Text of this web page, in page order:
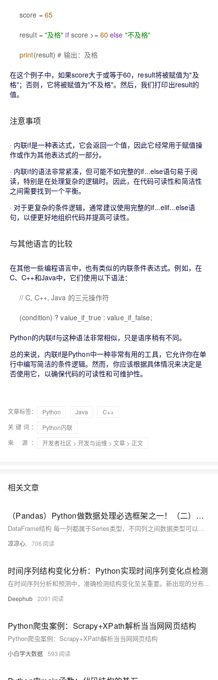
score = 65
result = "及格" ifscore >= 60 else "不及格"
print(result)# 输出：及格
在这个例子中，如果score大于或等于60， result将被赋值为"及
格"；否则，它将被赋值为"不及格"。然后，我们打印出result的
值。
注意事项
· 内联if是一种表达式，它会返回一个值，因此它经常用于赋值操
作或作为其他表达式的一部分。
· 内联if的语法非常紧凑，但可能不如完整的if...else语句易于阅
读，特别是在处理复杂的逻辑时。因此，在代码可读性和简洁性
之间需要找到一个平衡。
· 对于更复杂的条件逻辑，通常建议使用完整的if...elif...else语
句，以便更好地组织代码并提高可读性。
与其他语言的比较
在其他一些编程语言中，也有类似的内联条件表达式。例如，在
C、C++和Java中，它们使用以下语法：
// C, C++, Java 的三元操作符
(condition) ? value_if_true : value_if_false;
Python的内联if与这种语法非常相似，只是语序稍有不同。
总的来说，内联if是Python中一种非常有用的工具，它允许你在单
行中编写简洁的条件逻辑。然而，你应该根据具体情况来决定是
否使用它，以确保代码的可读性和可维护性。
文章标签： Python Java
C++
关键词：
Python内联
来 源：
开发者社区 > 开发与运维 > 文章 > 正文
相关文章
（Pandas）Python做数据处理必选框架之一！（二）：附带案例分析；刨析DataFrame结构和其属性；学会访问具体元素；判断元素是否存在；元素求和、求标准值、方差、去重、删除、排序...
DataFrame结构 每一列都属于Series类型，不同列之间数据类型可以不一样，但同一列的值类型必须一致。 DataFrame拥有一个总的 idx记录列，该列记录了每一行的索引 在DataFrame中，若列之间的元素个数不匹配，且使用Series填充时，在DataFrame里空值会显示为NaN；当列之间元素个数不匹配，并且不使用Series填充，会报错。在指定了index 属性显示情况下，会按照index的位置进行排序，默认是 [0,1,2,3,...] 从0索引开始正序排序行。
凉凉心. 706
时间序列结构变化分析：Python实现时间序列变化点检测
在时间序列分析和预测中，准确检测结构变化至关重要。新出现的分布模式往往会导致历史数据失去代表性，进而影响基于这些数据训练的模型的有效性。
Deephub 2091
Python爬虫案例：Scrapy+XPath解析当当网网页结构
Python爬虫案例：Scrapy+XPath解析当当网网页结构
小白学大数据 593